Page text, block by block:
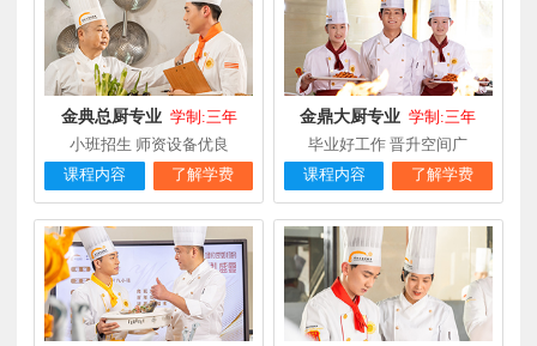
柯** 经典西点专业 福建厦门 1天前 在线报名
赖**
时尚西餐西点
专业
福建三明 16小时前 在线报名
陈** 大厨精英专业 3天前 在线报名
谢** 西点店长班 福建厦门 4天前 在线报名
曾** 厨师长研修 福建厦门 4天前 在线报名
金典总厨专业 学制:三年
小班招生 师资设备优良
课程内容
了解学费
金鼎大厨专业 学制:三年
毕业好工作 晋升空间广
课程内容
了解学费